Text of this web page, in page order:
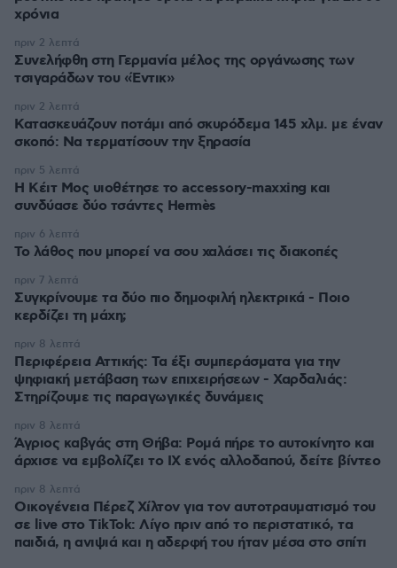
χρόνια
Συνελήφθη στη Γερμανία μέλος της οργάνωσης των
τσιγαράδων του «Έντικ»
πριν 2 λεπτά
Κατασκευάζουν ποτάμι από σκυρόδεμα 145 χλμ. με έναν
σκοπό: Να τερματίσουν την ξηρασία
πριν 2 λεπτά
Η Κέιτ Μος υιοθέτησε τo accessory-maxxing και
συνδύασε δύο τσάντες Hermès
πριν 5 λεπτά
Το λάθος που μπορεί να σου χαλάσει τις διακοπές
πριν 6 λεπτά
Συγκρίνουμε τα δύο πιο δημοφιλή ηλεκτρικά - Ποιο
κερδίζει τη μάχη;
πριν 7 λεπτά
Περιφέρεια Αττικής: Τα έξι συμπεράσματα για την
ψηφιακή μετάβαση των επιχειρήσεων - Χαρδαλιάς:
Στηρίζουμε τις παραγωγικές δυνάμεις
πριν 8 λεπτά
Άγριος καβγάς στη Θήβα: Ρομά πήρε το αυτοκίνητο και
άρχισε να εμβολίζει το ΙΧ ενός αλλοδαπού, δείτε βίντεο
πριν 8 λεπτά
Οικογένεια Πέρεζ Χίλτον για τον αυτοτραυματισμό του
σε live στο TikTok: Λίγο πριν από το περιστατικό, τα
παιδιά, η ανιψιά και η αδερφή του ήταν μέσα στο σπίτι
πριν 8 λεπτά